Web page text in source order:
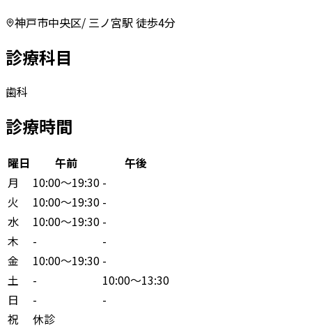
神戸市中央区/ 三ノ宮駅 徒歩4分
診療科目
歯科
診療時間
曜日 午前
午後
月
10:00〜19:30 -
火
10:00〜19:30 -
水
10:00〜19:30 -
木
-
-
金
10:00〜19:30 -
土
-
10:00〜13:30
日
-
-
祝
休診